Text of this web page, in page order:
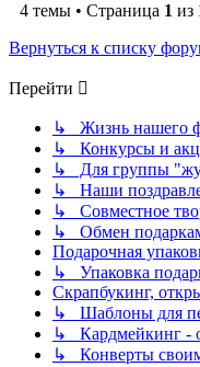
4 темы • Страница 1 из
Вернуться к списку
Перейти
↳ Жизнь нашего
↳ Конкурсы и
↳ Для группы
↳ Наши
↳ Совместное
↳ Обмен
Подарочная
↳ Упаковка
Скрапбукинг,
↳ Шаблоны для
↳ Кардмейкинг -
↳ Конверты